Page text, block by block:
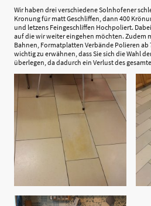
Wir haben drei verschiedene Solnhofener
Kronung für matt Geschliffen, dann 400
und letzens Feingeschliffen Hochpoliert.
auf die wir weiter eingehen möchten. Zudem
Bahnen, Formatplatten Verbände Polieren ab
wichtig zu erwähnen, dass Sie sich die Wahl
überlegen, da dadurch ein Verlust des